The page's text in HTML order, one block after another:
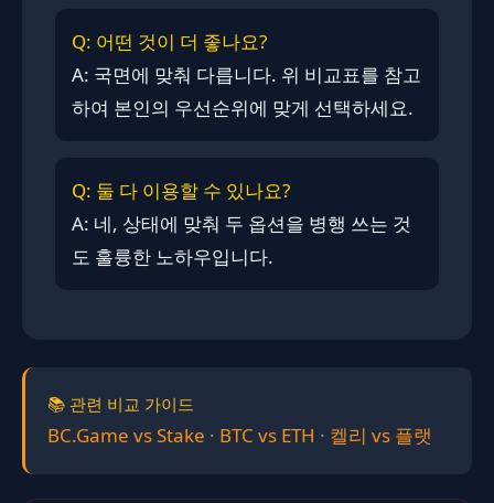
Q: 어떤 것이 더 좋나요?
A: 국면에 맞춰 다릅니다. 위 비교표를 참고
하여 본인의 우선순위에 맞게 선택하세요.
Q: 둘 다 이용할 수 있나요?
A: 네, 상태에 맞춰 두 옵션을 병행 쓰는 것
도 훌륭한 노하우입니다.
📚 관련 비교 가이드
BC.Game vs Stake · BTC vs ETH · 켈리 vs 플랫